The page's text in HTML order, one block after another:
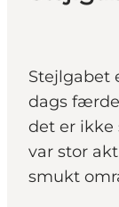
Stejlgabet
dags
det er ikke
var stor
smukt